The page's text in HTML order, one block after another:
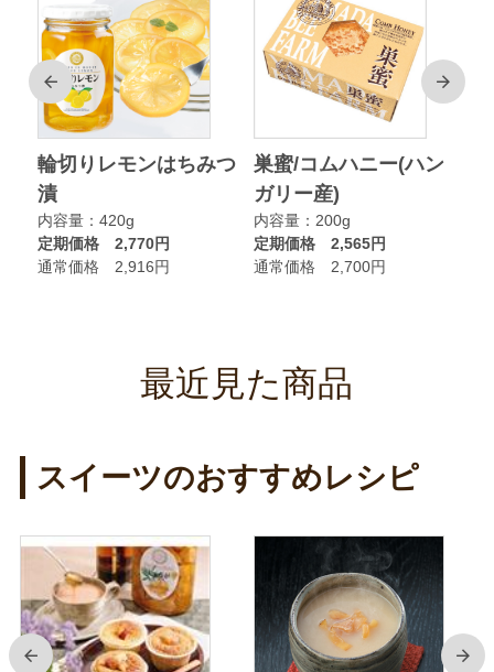
前
輪切りレモンはちみつ
漬
内容量：420g
定期価格 2,770円
通常価格 2,916円
巣蜜/コムハニー(ハン
ガリー産)
内容量：200g
定期価格 2,565円
通常価格 2,700円
次
最近見た商品
スイーツのおすすめレシピ
前 次